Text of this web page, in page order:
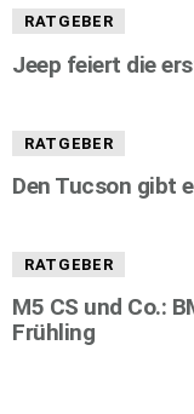
RATGEBER
Jeep feiert die
RATGEBER
Den Tucson gibt
RATGEBER
M5 CS und Co.:
Frühling